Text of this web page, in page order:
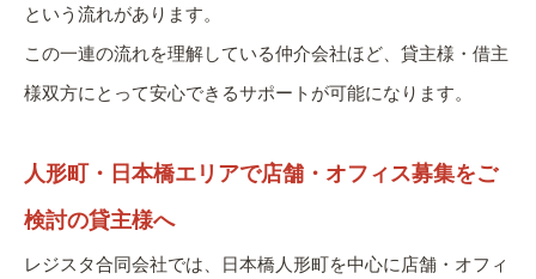
という流れがあります。
この一連の流れを理解している仲介会社ほど、貸主様・借主
様双方にとって安心できるサポートが可能になります。
人形町・日本橋エリアで店舗・オフィス募集をご
検討の貸主様へ
レジスタ合同会社では、日本橋人形町を中心に店舗・オフィ